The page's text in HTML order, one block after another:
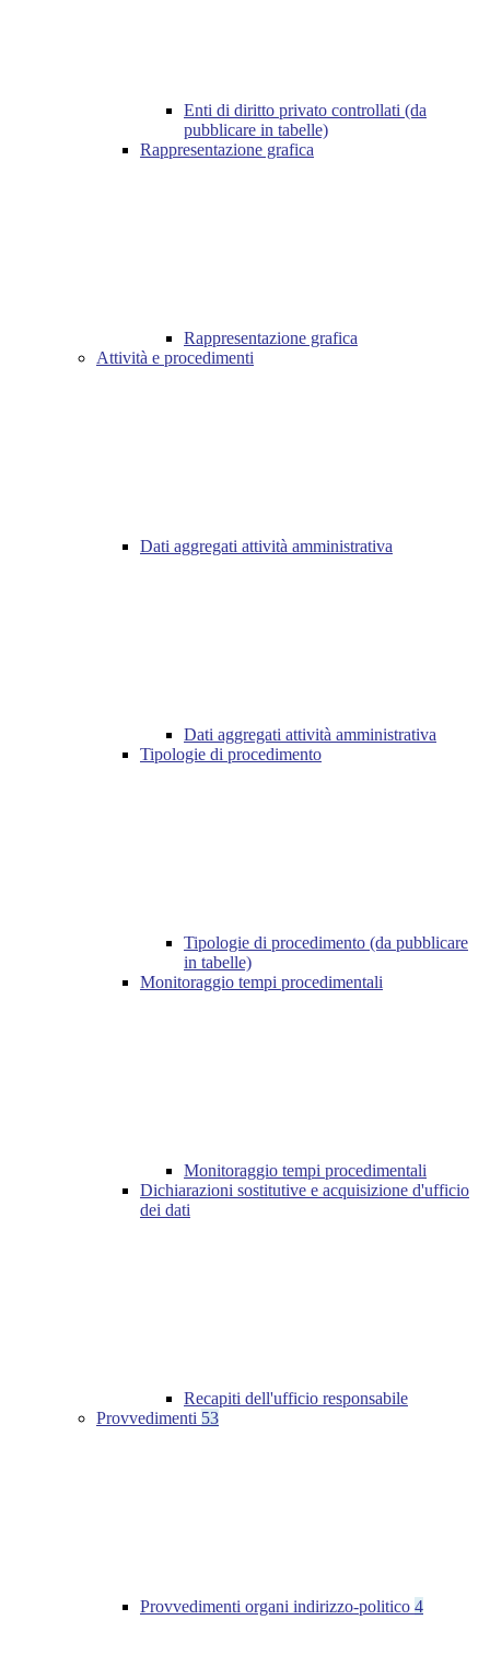
Enti di diritto privato controllati (da
pubblicare in tabelle)
Rappresentazione grafica
Rappresentazione grafica
Attività e procedimenti
Dati aggregati attività amministrativa
Dati aggregati attività amministrativa
Tipologie di procedimento
Tipologie di procedimento (da pubblicare
in tabelle)
Monitoraggio tempi procedimentali
Monitoraggio tempi procedimentali
Dichiarazioni sostitutive e acquisizione d'ufficio
dei dati
Recapiti dell'ufficio responsabile
Provvedimenti 53
Provvedimenti organi indirizzo-politico 4